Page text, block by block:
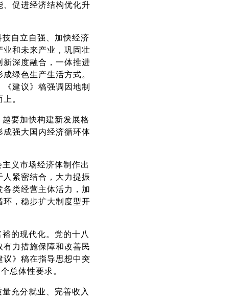
促进经济结构优化升
自立自强、加快经济
和未来产业，巩固壮
深度融合，一体推进
绿色生产生活方式。
建议》稿强调因地制
。
要加快构建新发展格
成强大国内经济循环体
义市场经济体制作出
紧密结合，大力提振
类经营主体活力，加
，稳步扩大制度型开
的现代化。党的十八
力措施保障和改善民
》稿在指导思想中突
总体性要求。
充分就业、完善收入